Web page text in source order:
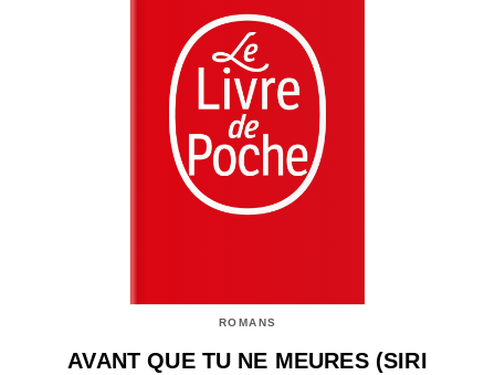
ROMANS
AVANT QUE TU NE MEURES (SIRI